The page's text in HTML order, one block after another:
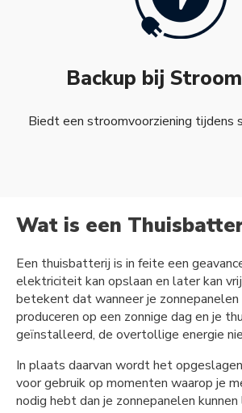
Backup bij
Biedt een stroomvoorziening tijdens
Wat is een
Een thuisbatterij is in feite een
elektriciteit kan opslaan en later kan
betekent dat wanneer je
produceren op een zonnige dag en je
geïnstalleerd, de overtollige energie
In plaats daarvan wordt het
voor gebruik op momenten waarop je
nodig hebt dan je zonnepanelen kunnen